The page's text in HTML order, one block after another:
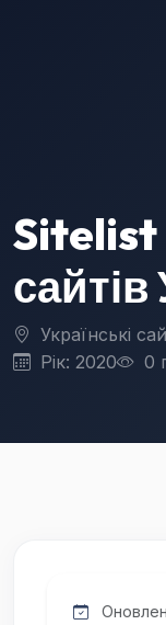
Sitelist
сайтів
Українські
Рік: 2020
0